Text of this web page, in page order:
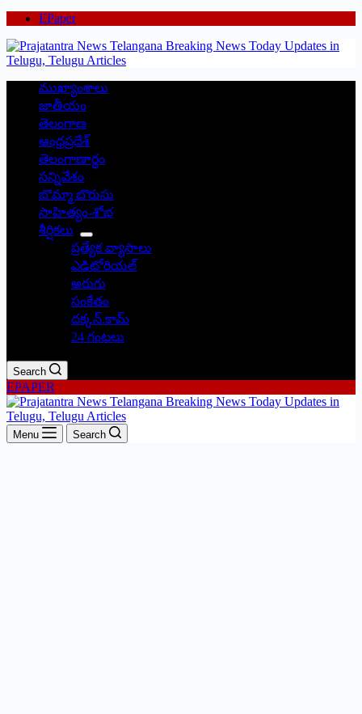
EPaper
ముఖ్యాంశాలు
జాతీయం
తెలంగాణ
ఆంధ్రప్రదేశ్
తెలంగాణార్థం
సన్నివేశం
బొమ్మా బొరుసు
సాహిత్యం-శోభ
శీర్షికలు
ప్రత్యేక వ్యాసాలు
ఎడిటోరియల్
అరుగు
సంకేతం
దక్కన్.కామ్
24 గంటలు
Search
EPAPER
Menu Search